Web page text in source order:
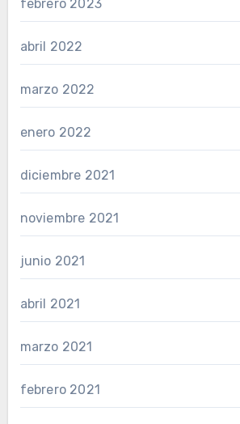
febrero 2023
abril 2022
marzo 2022
enero 2022
diciembre 2021
noviembre 2021
junio 2021
abril 2021
marzo 2021
febrero 2021